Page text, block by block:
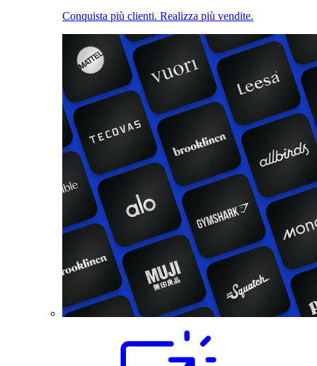
Conquista più clienti. Realizza più vendite.